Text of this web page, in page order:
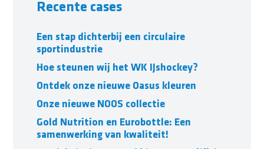
Recente cases
Een stap dichterbij een circulaire
sportindustrie
Hoe steunen wij het WK IJshockey?
Ontdek onze nieuwe Oasus kleuren
Onze nieuwe NOOS collectie
Gold Nutrition en Eurobottle: Een
samenwerking van kwaliteit!